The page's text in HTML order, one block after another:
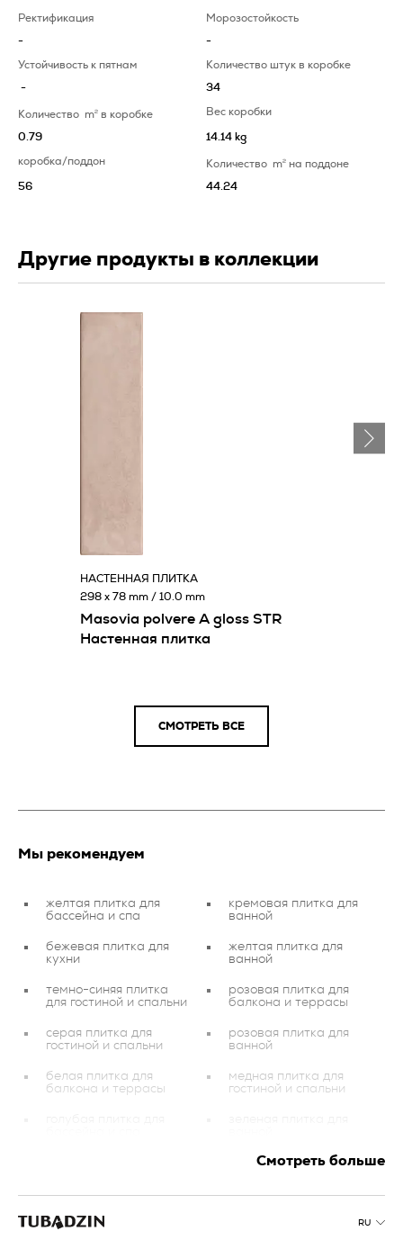
Ректификация
-
Морозостойкость
-
Устойчивость к пятнам
-
Количество штук в коробке
34
Количество m2 в коробке
0.79
Вес коробки
14.14 kg
коробка/поддон
56
Количествоm2 на поддоне
44.24
Другие продукты в коллекции
Masovia polvere A gloss STR
Настенная плитка
НАСТЕННАЯ ПЛИТКА
298 x 78 mm / 10.0 mm
СМОТРЕТЬ ВСЕ
Мы рекомендуем
желтая плитка для
бассейна и спа
бежевая плитка для
кухни
темно-синяя плитка
для гостиной и спальни
серая плитка для
гостиной и спальни
белая плитка для
балкона и террасы
террас
кремовая плитка для
ванной
желтая плитка для
ванной
розовая плитка для
балкона и террасы
розовая плитка для
ванной
медная плитка для
гостиной и спальни
настенная плитка
серебреная плитка
Смотреть больше
RU